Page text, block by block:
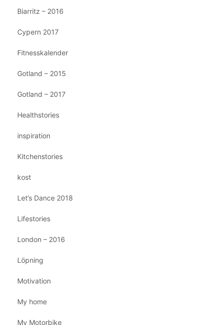
Biarritz – 2016
Cypern 2017
Fitnesskalender
Gotland – 2015
Gotland – 2017
Healthstories
inspiration
Kitchenstories
kost
Let’s Dance 2018
Lifestories
London – 2016
Löpning
Motivation
My home
My Motorbike